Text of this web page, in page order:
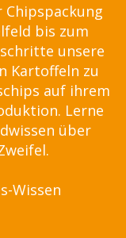
bis zum
unsere
Kartoffeln zu
auf ihrem
Lerne
über
Wissen